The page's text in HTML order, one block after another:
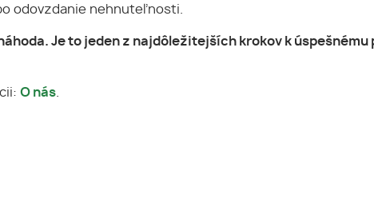
odovzdanie nehnuteľnosti.
Je to jeden z najdôležitejších krokov k úspešnému
O nás